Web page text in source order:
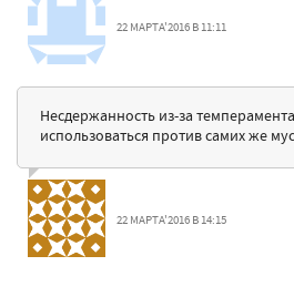
22 МАРТА'2016 В 11:11
Несдержанность из-за
использоваться против самих же
22 МАРТА'2016 В 14:15